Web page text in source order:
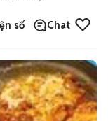
số Chat